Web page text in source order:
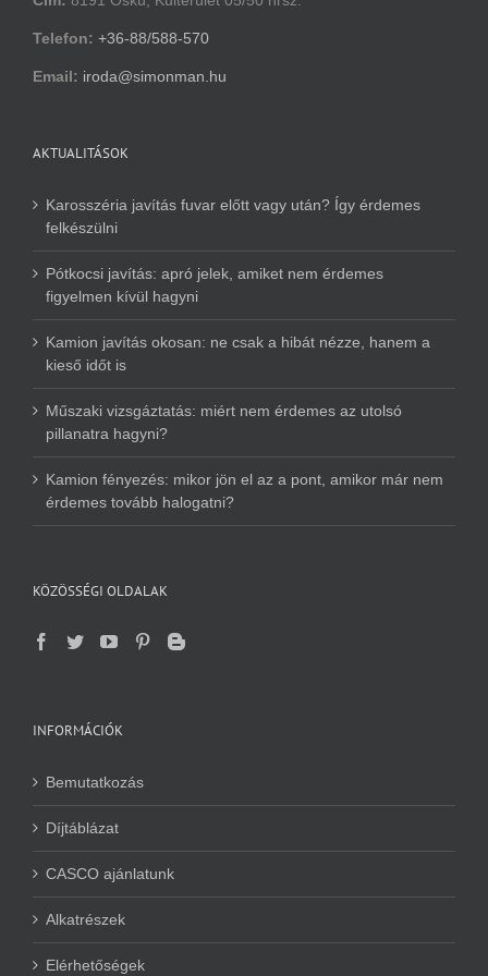
Telefon: +36-88/588-570
Email: iroda@simonman.hu
AKTUALITÁSOK
Karosszéria javítás fuvar előtt vagy után? Így érdemes
felkészülni
Pótkocsi javítás: apró jelek, amiket nem érdemes
figyelmen kívül hagyni
Kamion javítás okosan: ne csak a hibát nézze, hanem a
kieső időt is
Műszaki vizsgáztatás: miért nem érdemes az utolsó
pillanatra hagyni?
Kamion fényezés: mikor jön el az a pont, amikor már nem
érdemes tovább halogatni?
KÖZÖSSÉGI OLDALAK
INFORMÁCIÓK
Bemutatkozás
Díjtáblázat
CASCO ajánlatunk
Alkatrészek
Elérhetőségek